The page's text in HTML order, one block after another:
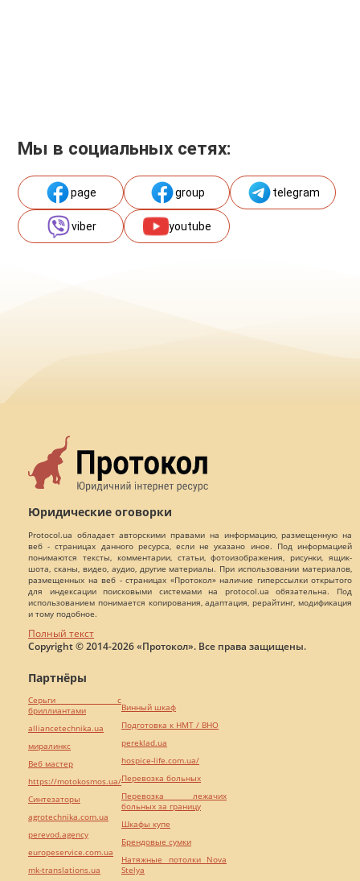
Мы в социальных сетях:
page group telegram
viber youtube
Юридические оговорки
Protocol.ua обладает авторскими правами на информацию, размещенную на
веб - страницах данного ресурса, если не указано иное. Под информацией
понимаются тексты, комментарии, статьи, фотоизображения, рисунки, ящик-
шота, сканы, видео, аудио, другие материалы. При использовании материалов,
размещенных на веб - страницах «Протокол» наличие гиперссылки открытого
для индексации поисковыми системами на protocol.ua обязательна. Под
использованием понимается копирования, адаптация, рерайтинг, модификация
и тому подобное.
Полный текст
Copyright © 2014-2026 «Протокол». Все права защищены.
Партнёры
Серьги с
бриллиантами
alliancetechnika.ua
миралинкс
Веб мастер
https://motokosmos.ua/
Синтезаторы
agrotechnika.com.ua
perevod.agency
europeservice.com.ua
mk-translations.ua
Винный шкаф
Подготовка к НМТ / ВНО
pereklad.ua
hospice-life.com.ua/
Перевозка больных
Перевозка лежачих
больных за границу
Шкафы купе
Брендовые сумки
Натяжные потолки Nova
Stelya